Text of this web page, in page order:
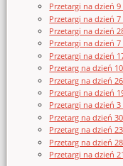
Przetargi na dzień
Przetargi na dzień
Przetargi na dzień
Przetargi na dzień
Przetargi na dzień
Przetarg na dzień
Przetarg na dzień
Przetargi na dzień
Przetargi na dzień
Przetarg na dzień
Przetarg na dzień
Przetarg na dzień
Przetargi na dzień